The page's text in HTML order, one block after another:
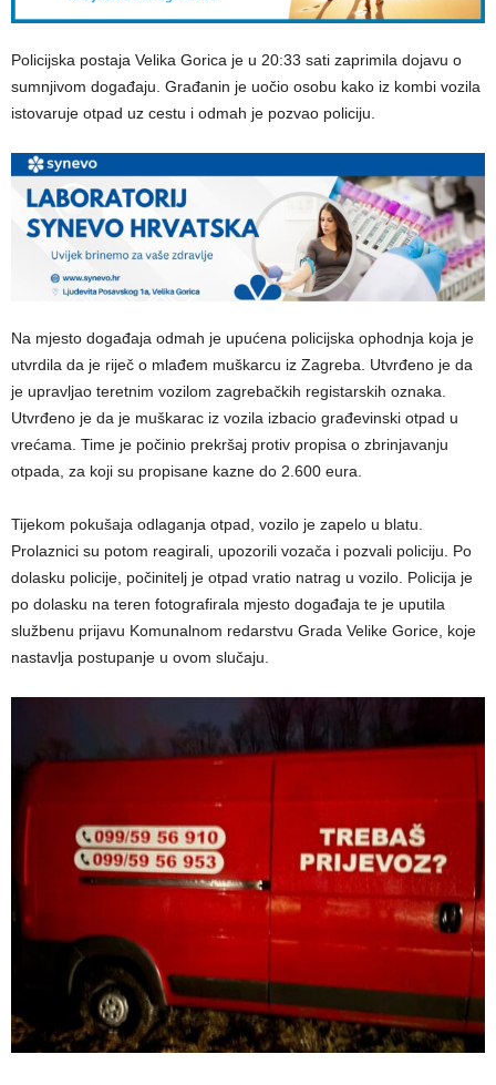
Policijska postaja Velika Gorica je u 20:33 sati zaprimila dojavu o
sumnjivom događaju. Građanin je uočio osobu kako iz kombi vozila
istovaruje otpad uz cestu i odmah je pozvao policiju.
Na mjesto događaja odmah je upućena policijska ophodnja koja je
utvrdila da je riječ o mlađem muškarcu iz Zagreba. Utvrđeno je da
je upravljao teretnim vozilom zagrebačkih registarskih oznaka.
Utvrđeno je da je muškarac iz vozila izbacio građevinski otpad u
vrećama. Time je počinio prekršaj protiv propisa o zbrinjavanju
otpada, za koji su propisane kazne do 2.600 eura.
Tijekom pokušaja odlaganja otpad, vozilo je zapelo u blatu.
Prolaznici su potom reagirali, upozorili vozača i pozvali policiju. Po
dolasku policije, počinitelj je otpad vratio natrag u vozilo. Policija je
po dolasku na teren fotografirala mjesto događaja te je uputila
službenu prijavu Komunalnom redarstvu Grada Velike Gorice, koje
nastavlja postupanje u ovom slučaju.